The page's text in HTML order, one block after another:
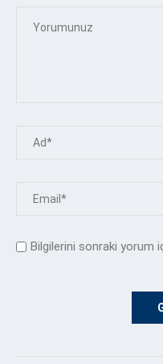
Bilgilerini sonraki yorum